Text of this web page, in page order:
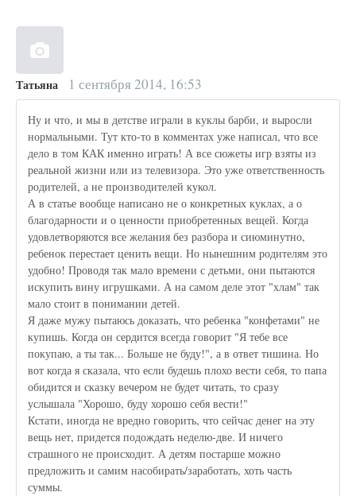
Татьяна 1 сентября 2014, 16:53
Ну и что, и мы в детстве играли в куклы барби, и выросли
нормальными. Тут кто-то в комментах уже написал, что все
дело в том КАК именно играть! А все сюжеты игр взяты из
реальной жизни или из телевизора. Это уже ответственность
родителей, а не производителей кукол.
А в статье вообще написано не о конкретных куклах, а о
благодарности и о ценности приобретенных вещей. Когда
удовлетворяются все желания без разбора и сиюминутно,
ребенок перестает ценить вещи. Но нынешним родителям это
удобно! Проводя так мало времени с детьми, они пытаются
искупить вину игрушками. А на самом деле этот "хлам" так
мало стоит в понимании детей.
Я даже мужу пытаюсь доказать, что ребенка "конфетами" не
купишь. Когда он сердится всегда говорит "Я тебе все
покупаю, а ты так... Больше не буду!", а в ответ тишина. Но
вот когда я сказала, что если будешь плохо вести себя, то папа
обидится и сказку вечером не будет читать, то сразу
услышала "Хорошо, буду хорошо себя вести!"
Кстати, иногда не вредно говорить, что сейчас денег на эту
вещь нет, придется подождать неделю-две. И ничего
страшного не происходит. А детям постарше можно
предложить и самим насобирать/заработать, хоть часть
суммы.